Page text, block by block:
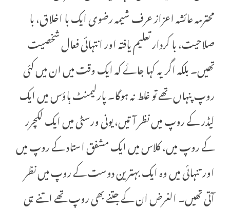
محترمہ عائشہ اعزاز عرف شیمہ رضوی ایک با اخلاق، با
صلاحیت، با کردار تعلیم یافتہ اور انتہائی فعال شخصیت
تھیں۔ بلکہ اگر یہ کہا جائے کہ ایک وقت میں ان میں کئی
روپ پنہاں تھے تو غلط نہ ہوگا۔ پارلیمنٹ ہاؤس میں ایک
لیڈر کے روپ میں نظر آتیں، یونی ورسٹی میں ایک لکچرر
کے روپ میں، کلاس میں ایک مشفق استاد کے روپ میں
اور تنہائی میں وہ ایک بہترین دوست کے روپ میں نظر
آتی تھیں۔ الغرض ان کے جتنے بھی روپ تھے اتنے ہی